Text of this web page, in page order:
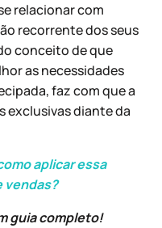
relacionar com
recorrente dos seus
conceito de que
as necessidades
faz com que a
exclusivas diante da
aplicar essa
vendas?
guia completo!